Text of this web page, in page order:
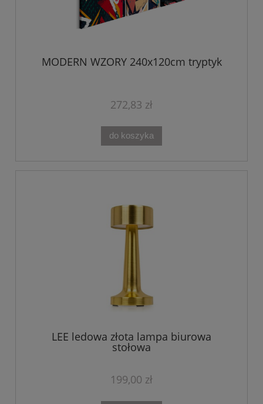
MODERN WZORY 240x120cm tryptyk
272,83 zł
do koszyka
LEE ledowa złota lampa biurowa
stołowa
199,00 zł